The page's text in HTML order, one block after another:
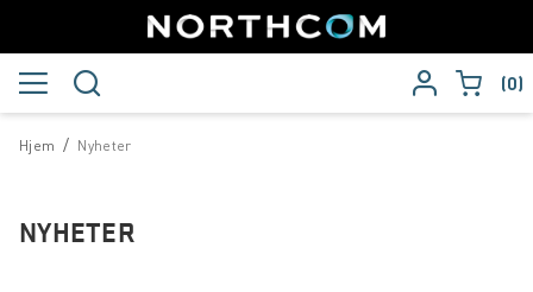
0
/
Hjem Nyheter
NYHETER